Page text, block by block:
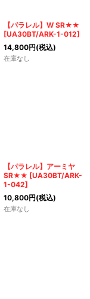
【パラレル】W SR★★
[UA30BT/ARK-1-012]
14,800円(税込)
在庫なし
【パラレル】アーミヤ
SR★★ [UA30BT/ARK-
1-042]
10,800円(税込)
在庫なし